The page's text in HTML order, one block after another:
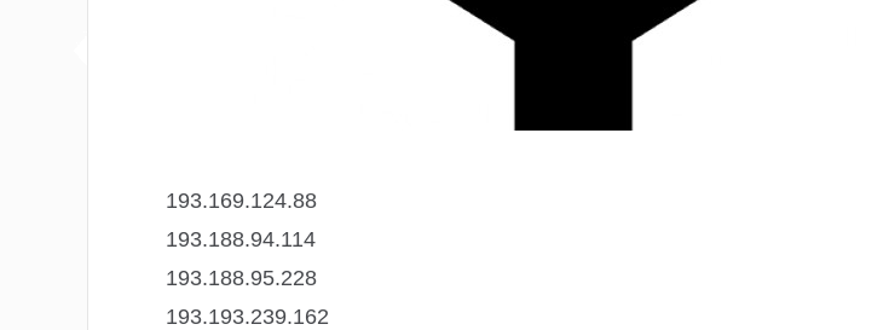
193.169.124.88
193.188.94.114
193.188.95.228
193.193.239.162